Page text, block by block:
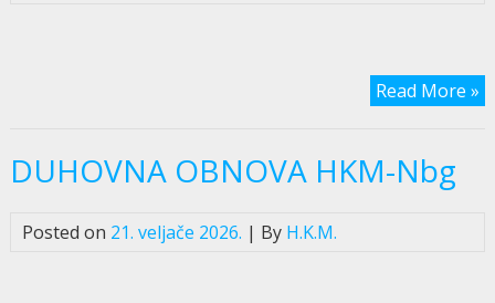
Read More »
DUHOVNA OBNOVA HKM-Nbg
Posted on 21. veljače 2026. | By H.K.M.